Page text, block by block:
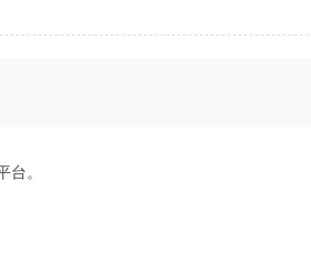
台。